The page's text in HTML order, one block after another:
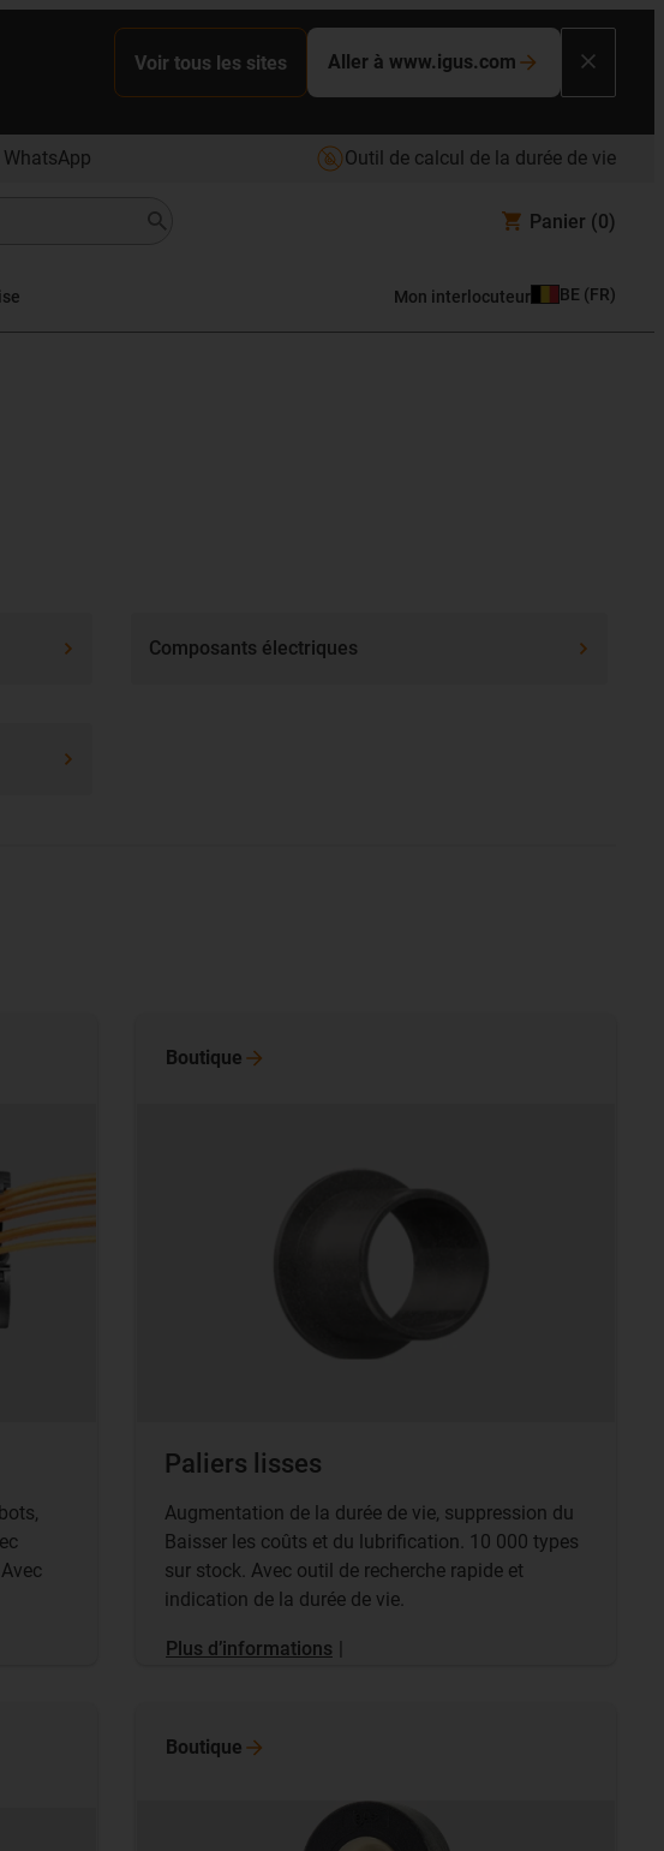
Voir tous les sites Aller à www.igus.com
Outil de calcul de la durée de vie
Panier (0)
Mon interlocuteur BE (FR)
Composants électriques
Paliers lisses
Augmentation de la durée de vie, suppression du
Baisser les coûts et du lubrification. 10 000 types
sur stock. Avec outil de recherche rapide et
indication de la durée de vie.
Plus d’informations |
Boutique
Boutique